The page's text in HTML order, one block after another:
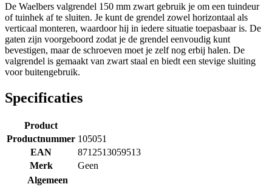
De Waelbers valgrendel 150 mm zwart gebruik je om een tuindeur
of tuinhek af te sluiten. Je kunt de grendel zowel horizontaal als
verticaal monteren, waardoor hij in iedere situatie toepasbaar is. De
gaten zijn voorgeboord zodat je de grendel eenvoudig kunt
bevestigen, maar de schroeven moet je zelf nog erbij halen. De
valgrendel is gemaakt van zwart staal en biedt een stevige sluiting
voor buitengebruik.
Specificaties
Product
Productnummer 105051
EAN
8712513059513
Merk
Geen
Algemeen